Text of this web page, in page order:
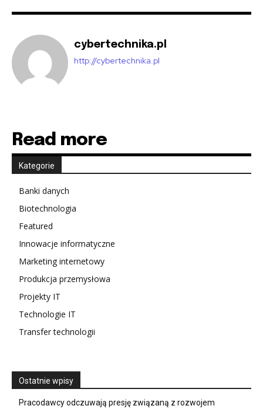
cybertechnika.pl
http://cybertechnika.pl
Read more
Kategorie
Banki danych
Biotechnologia
Featured
Innowacje informatyczne
Marketing internetowy
Produkcja przemysłowa
Projekty IT
Technologie IT
Transfer technologii
Ostatnie wpisy
Pracodawcy odczuwają presję związaną z rozwojem